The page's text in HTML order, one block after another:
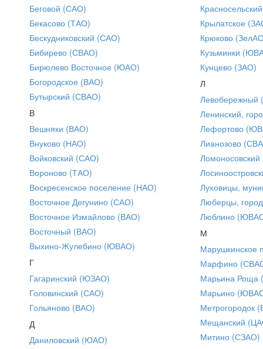
Беговой (САО)
Бекасово (ТАО)
Бескудниковский (САО)
Бибирево (СВАО)
Бирюлево Восточное (ЮАО)
Богородское (ВАО)
Бутырский (СВАО)
В
Вешняки (ВАО)
Внуково (НАО)
Войковский (САО)
Вороново (ТАО)
Воскресенское поселение (НАО)
Восточное Дегунино (САО)
Восточное Измайлово (ВАО)
Восточный (ВАО)
Выхино-Жулебино (ЮВАО)
Г
Гагаринский (ЮЗАО)
Головинский (САО)
Гольяново (ВАО)
Д
Даниловский (ЮАО)
Крылатское
Крюково
Кузьминки
Кунцево (ЗАО)
Л
Ленинский,
Лефортово
Лианозово
Луховицы,
Люберцы,
Люблино
М
Марушкинское
Марфино
Марьина Роща
Марьино
Метрогородок
Мещанский
Митино (СЗАО)